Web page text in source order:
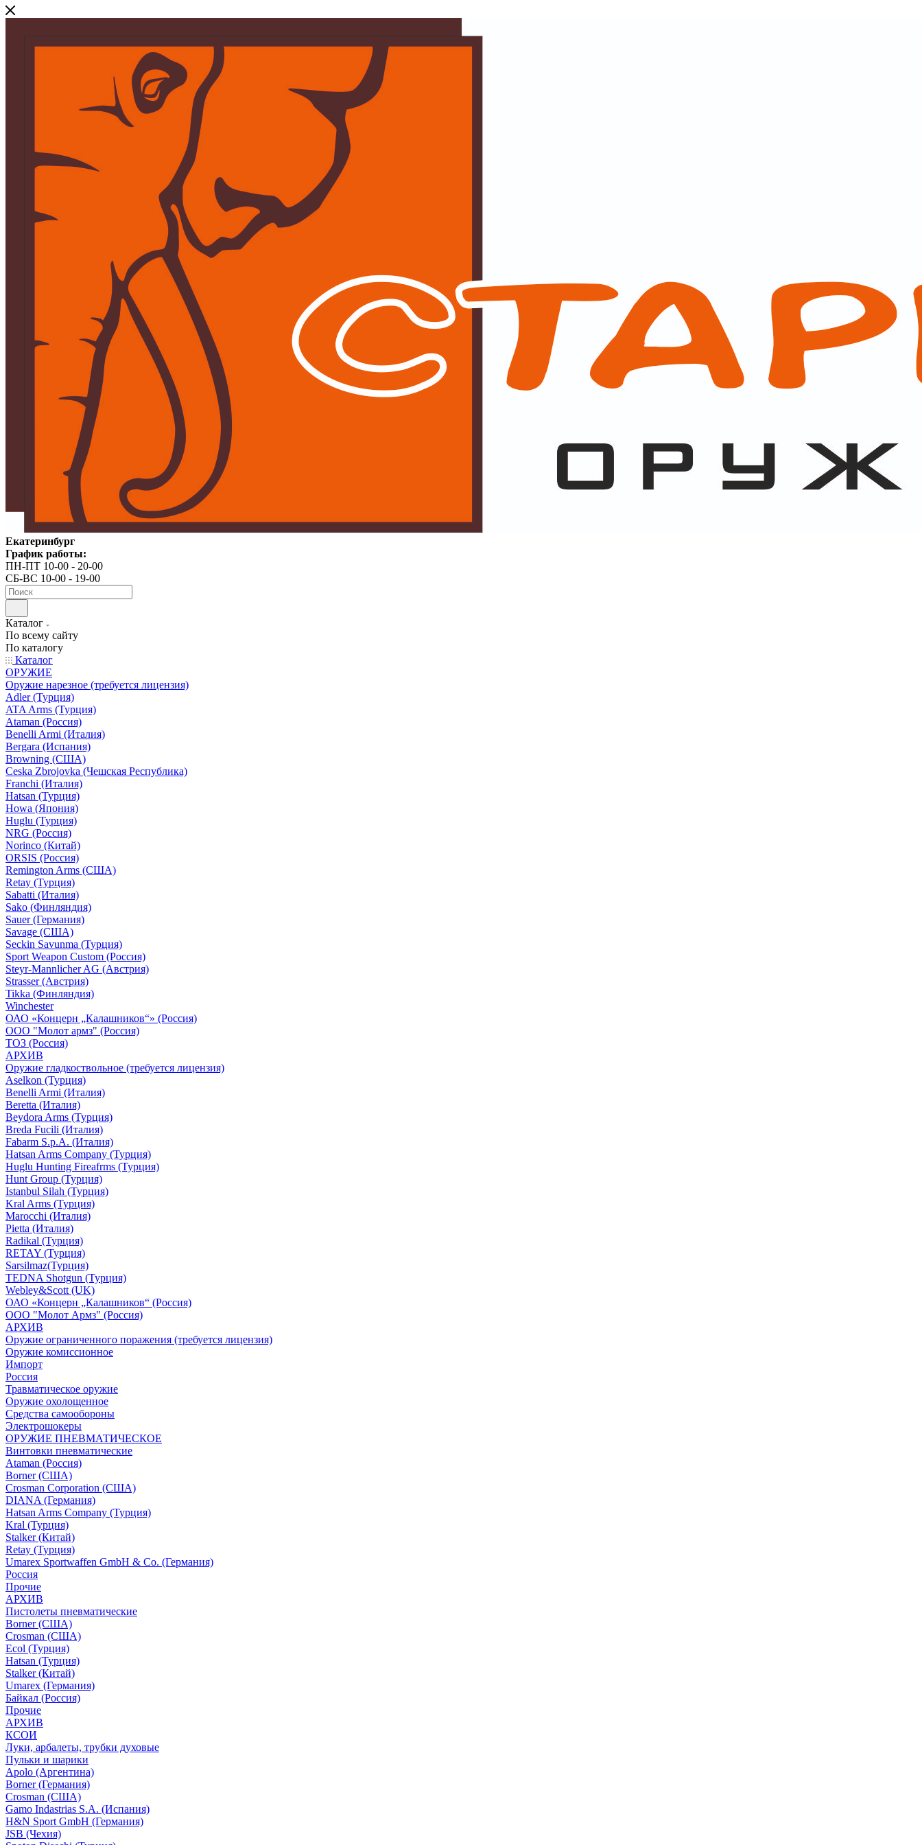
Екатеринбург
График работы:
ПН-ПТ 10-00 - 20-00
СБ-ВС 10-00 - 19-00
Каталог
По всему сайту
По каталогу
Каталог
ОРУЖИЕ
Оружие нарезное (требуется лицензия)
Adler (Турция)
ATA Arms (Турция)
Ataman (Россия)
Benelli Armi (Италия)
Bergara (Испания)
Browning (США)
Ceska Zbrojovka (Чешская Республика)
Franchi (Италия)
Hatsan (Турция)
Howa (Япония)
Huglu (Турция)
NRG (Россия)
Norinco (Китай)
ORSIS (Россия)
Remington Arms (США)
Retay (Турция)
Sabatti (Италия)
Sako (Финляндия)
Sauer (Германия)
Savage (США)
Seckin Savunma (Турция)
Sport Weapon Custom (Россия)
Steyr-Mannlicher AG (Австрия)
Strasser (Австрия)
Tikka (Финляндия)
Winchester
ОАО «Концерн „Калашников“» (Россия)
ООО "Молот армз" (Россия)
ТОЗ (Россия)
АРХИВ
Оружие гладкоствольное (требуется лицензия)
Aselkon (Турция)
Benelli Armi (Италия)
Beretta (Италия)
Beydora Arms (Турция)
Breda Fucili (Италия)
Fabarm S.p.A. (Италия)
Hatsan Arms Company (Турция)
Huglu Hunting Fireafrms (Турция)
Hunt Group (Турция)
Istanbul Silah (Турция)
Kral Arms (Турция)
Marocchi (Италия)
Pietta (Италия)
Radikal (Турция)
RETAY (Турция)
Sarsilmaz(Турция)
TEDNA Shotgun (Турция)
Webley&Scott (UK)
ОАО «Концерн „Калашников“ (Россия)
ООО "Молот Армз" (Россия)
АРХИВ
Оружие ограниченного поражения (требуется лицензия)
Оружие комиссионное
Импорт
Россия
Травматическое оружие
Оружие охолощенное
Средства самообороны
Электрошокеры
ОРУЖИЕ ПНЕВМАТИЧЕСКОЕ
Винтовки пневматические
Ataman (Россия)
Borner (США)
Crosman Corporation (США)
DIANA (Германия)
Hatsan Arms Company (Турция)
Kral (Турция)
Stalker (Китай)
Retay (Турция)
Umarex Sportwaffen GmbH & Co. (Германия)
Россия
Прочие
АРХИВ
Пистолеты пневматические
Borner (США)
Crosman (США)
Ecol (Турция)
Hatsan (Турция)
Stalker (Китай)
Umarex (Германия)
Байкал (Россия)
Прочие
АРХИВ
КСОИ
Луки, арбалеты, трубки духовые
Пульки и шарики
Apolo (Аргентина)
Borner (Германия)
Crosman (США)
Gamo Indastrias S.A. (Испания)
H&N Sport GmbH (Германия)
JSB (Чехия)